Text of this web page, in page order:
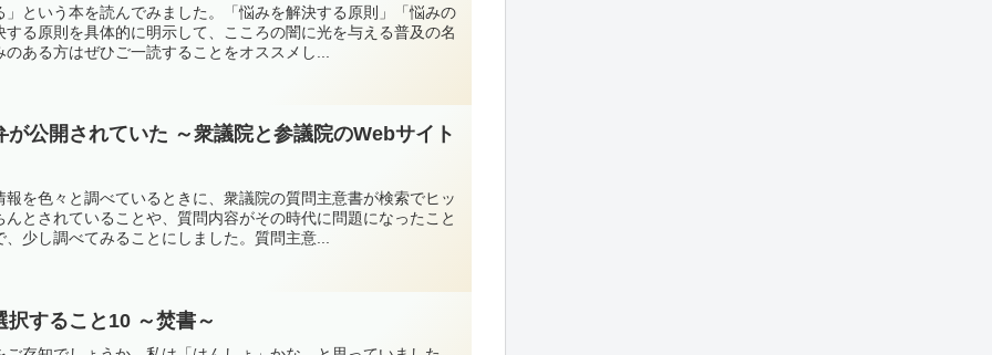
」という本を読んでみました。「悩みを解決する原則」「悩みの
る原則を具体的に明示して、こころの闇に光を与える普及の名
ある方はぜひご一読することをオススメし...
が公開されていた ～衆議院と参議院のWebサイト
を色々と調べているときに、衆議院の質問主意書が検索でヒッ
んとされていることや、質問内容がその時代に問題になったこと
少し調べてみることにしました。質問主意...
すること10 ～焚書～